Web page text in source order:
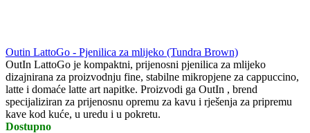
Outin LattoGo - Pjenilica za mlijeko (Tundra Brown)
OutIn LattoGo je kompaktni, prijenosni pjenilica za mlijeko
dizajnirana za proizvodnju fine, stabilne mikropjene za cappuccino,
latte i domaće latte art napitke. Proizvodi ga OutIn , brend
specijaliziran za prijenosnu opremu za kavu i rješenja za pripremu
kave kod kuće, u uredu i u pokretu.
Dostupno